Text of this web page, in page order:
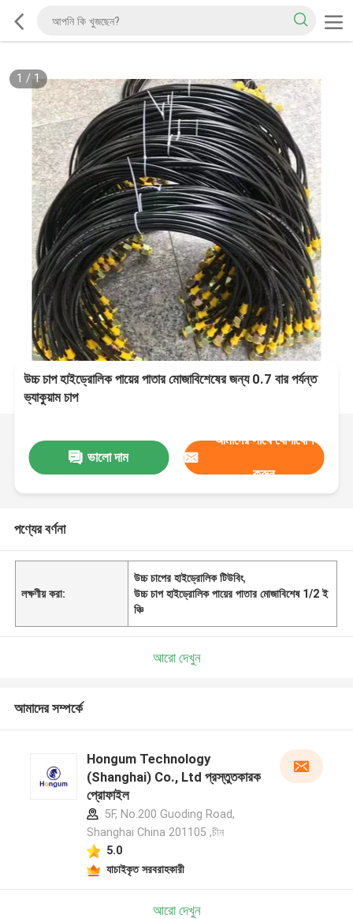
1 /1
উচ্চ চাপ হাইড্রোলিক পায়ের পাতার মোজাবিশেষের জন্য 0.7 বার পর্যন্ত
ভ্যাকুয়াম চাপ
ভালো দাম
আমাদের সাথে যোগাযোগ
করুন
পণ্যের বর্ণনা
লক্ষণীয় করা:
উচ্চ চাপের হাইড্রোলিক টিউবিং,
উচ্চ চাপ হাইড্রোলিক পায়ের পাতার মোজাবিশেষ 1/2 ই
ঞ্চি
আরো দেখুন
আমাদের সম্পর্কে
Hongum Technology
(Shanghai) Co., Ltd প্রস্তুতকারক
প্রোফাইল
5F, No.200 Guoding Road,
Shanghai China 201105 ,চীন
5.0
যাচাইকৃত সরবরাহকারী
আরো দেখুন